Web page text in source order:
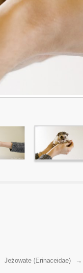
Jeżowate (Erinaceidae) →